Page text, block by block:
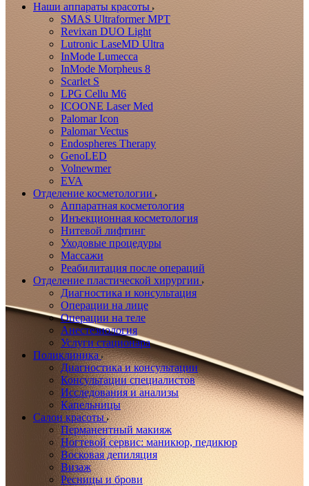
Наши аппараты красоты
SMAS Ultraformer MPT
Revixan DUO Light
Lutronic LaseMD Ultra
InMode Lumecca
InMode Morpheus 8
Scarlet S
LPG Cellu M6
ICOONE Laser Med
Palomar Icon
Palomar Vectus
Endospheres Therapy
GenoLED
Volnewmer
EVA
Отделение косметологии
Аппаратная косметология
Инъекционная косметология
Нитевой лифтинг
Уходовые процедуры
Массажи
Реабилитация после операций
Отделение пластической хирургии
Диагностика и консультация
Операции на лице
Операции на теле
Анестезиология
Услуги стационара
Поликлиника
Диагностика и консультации
Консультации специалистов
Исследования и анализы
Капельницы
Салон красоты
Перманентный макияж
Ногтевой сервис: маникюр, педикюр
Восковая депиляция
Визаж
Ресницы и брови